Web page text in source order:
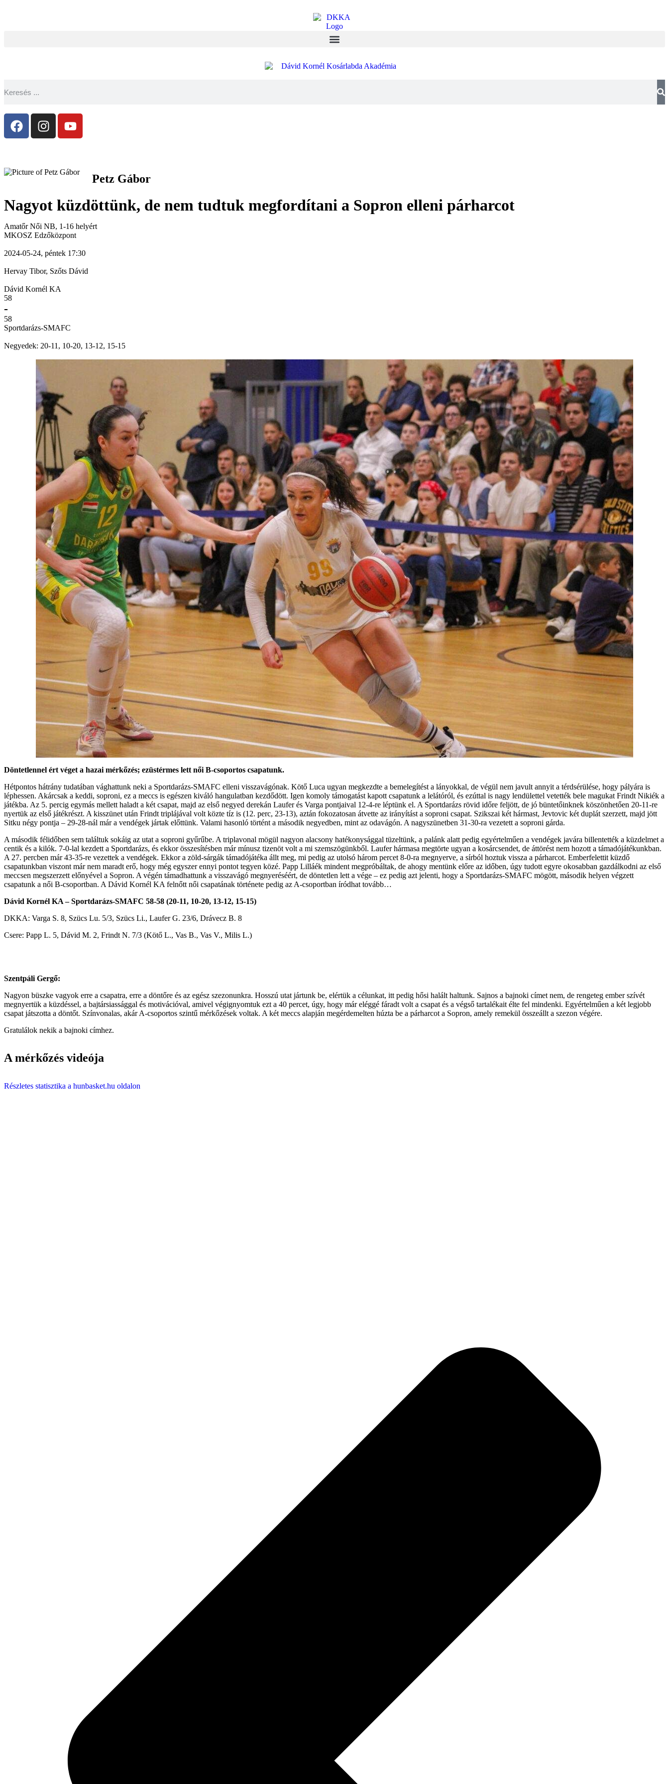
Petz Gábor
Nagyot küzdöttünk, de nem tudtuk megfordítani a Sopron elleni párharcot
Amatőr Női NB, 1-16 helyért
MKOSZ Edzőközpont
2024-05-24, péntek 17:30
Hervay Tibor, Szőts Dávid
Dávid Kornél KA
58
-
58
Sportdarázs-SMAFC
Negyedek: 20-11, 10-20, 13-12, 15-15
Döntetlennel ért véget a hazai mérkőzés; ezüstérmes lett női B-csoportos csapatunk.
Hétpontos hátrány tudatában vághattunk neki a Sportdarázs-SMAFC elleni visszavágónak. Kötő Luca ugyan megkezdte a bemelegítést a lányokkal, de végül nem javult annyit a térdsérülése, hogy pályára is
léphessen. Akárcsak a keddi, soproni, ez a meccs is egészen kiváló hangulatban kezdődött. Igen komoly támogatást kapott csapatunk a lelátóról, és ezúttal is nagy lendülettel vetették bele magukat Frindt Nikiék a
játékba. Az 5. percig egymás mellett haladt a két csapat, majd az első negyed derekán Laufer és Varga pontjaival 12-4-re léptünk el. A Sportdarázs rövid időre feljött, de jó büntetőinknek köszönhetően 20-11-re
nyertük az első játékrészt. A kisszünet után Frindt triplájával volt közte tíz is (12. perc, 23-13), aztán fokozatosan átvette az irányítást a soproni csapat. Szikszai két hármast, Jevtovic két duplát szerzett, majd jött
Sitku négy pontja – 29-28-nál már a vendégek jártak előttünk. Valami hasonló történt a második negyedben, mint az odavágón. A nagyszünetben 31-30-ra vezetett a soproni gárda.
A második félidőben sem találtuk sokáig az utat a soproni gyűrűbe. A triplavonal mögül nagyon alacsony hatékonysággal tüzeltünk, a palánk alatt pedig egyértelműen a vendégek javára billentették a küzdelmet a
centik és a kilók. 7-0-lal kezdett a Sportdarázs, és ekkor összesítésben már mínusz tizenöt volt a mi szemszögünkből. Laufer hármasa megtörte ugyan a kosárcsendet, de áttörést nem hozott a támadójátékunkban.
A 27. percben már 43-35-re vezettek a vendégek. Ekkor a zöld-sárgák támadójátéka állt meg, mi pedig az utolsó három percet 8-0-ra megnyerve, a sírból hoztuk vissza a párharcot. Emberfelettit küzdő
csapatunkban viszont már nem maradt erő, hogy még egyszer ennyi pontot tegyen közé. Papp Lilláék mindent megpróbáltak, de ahogy mentünk előre az időben, úgy tudott egyre okosabban gazdálkodni az első
meccsen megszerzett előnyével a Sopron. A végén támadhattunk a visszavágó megnyeréséért, de döntetlen lett a vége – ez pedig azt jelenti, hogy a Sportdarázs-SMAFC mögött, második helyen végzett
csapatunk a női B-csoportban. A Dávid Kornél KA felnőtt női csapatának története pedig az A-csoportban íródhat tovább…
Dávid Kornél KA – Sportdarázs-SMAFC 58-58 (20-11, 10-20, 13-12, 15-15)
DKKA: Varga S. 8, Szücs Lu. 5/3, Szücs Li., Laufer G. 23/6, Drávecz B. 8
Csere: Papp L. 5, Dávid M. 2, Frindt N. 7/3 (Kötő L., Vas B., Vas V., Milis L.)
Szentpáli Gergő:
Nagyon büszke vagyok erre a csapatra, erre a döntőre és az egész szezonunkra. Hosszú utat jártunk be, elértük a célunkat, itt pedig hősi halált haltunk. Sajnos a bajnoki címet nem, de rengeteg ember szívét
megnyertük a küzdéssel, a bajtársiassággal és motivációval, amivel végignyomtuk ezt a 40 percet, úgy, hogy már eléggé fáradt volt a csapat és a végső tartalékait élte fel mindenki. Egyértelműen a két legjobb
csapat játszotta a döntőt. Színvonalas, akár A-csoportos szintű mérkőzések voltak. A két meccs alapján megérdemelten húzta be a párharcot a Sopron, amely remekül összeállt a szezon végére.
Gratulálok nekik a bajnoki címhez.
A mérkőzés videója
Részletes statisztika a hunbasket.hu oldalon